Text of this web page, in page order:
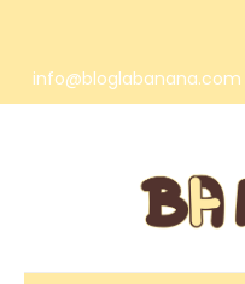
info@bloglabanana.com